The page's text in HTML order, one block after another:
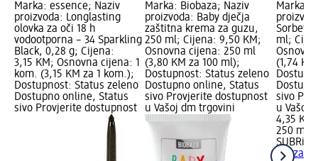
Marka: essence; Naziv
proizvoda: Longlasting
olovka za oči 18 h
vodootporna – 34 Sparkling
Black, 0,28 g; Cijena:
3,15 KM; Osnovna cijena: 1
kom. (3,15 KM za 1 kom.);
Dostupnost: Status zeleno
Dostupno online, Status
sivo Provjerite dostupnost
Marka: Biobaza; Naziv
proizvoda: Baby dječja
zaštitna krema za guzu,
250 ml; Cijena: 9,50 KM;
Osnovna cijena: 250 ml
(3,80 KM za 100 ml);
Dostupnost: Status zeleno
Dostupno online, Status
sivo Provjerite dostupnost
u Vašoj dm trgovini
Marka:
Sorbet
ml;
(1,74
sivo
u Vašoj
4,35 KM
250 ml
SUBRiNA
gel za